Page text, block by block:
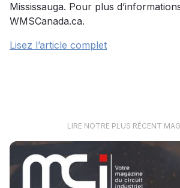
Mississauga. Pour plus
WMSCanada.ca.
Lisez l’article complet
LIRE NOTRE PLUS RÉCENT